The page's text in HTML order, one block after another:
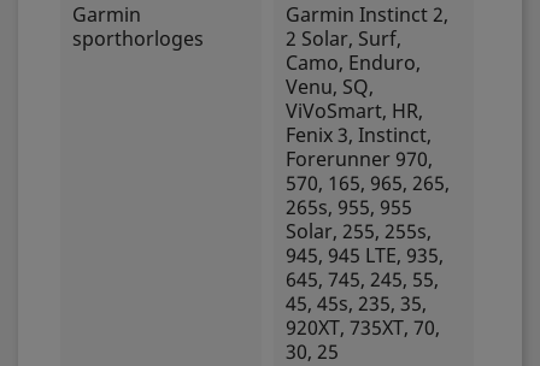
Garmin
sporthorloges
Garmin Instinct 2,
2 Solar, Surf,
Camo, Enduro,
Venu, SQ,
ViVoSmart, HR,
Fenix 3, Instinct,
Forerunner 970,
570, 165, 965, 265,
265s, 955, 955
Solar, 255, 255s,
945, 945 LTE, 935,
645, 745, 245, 55,
45, 45s, 235, 35,
920XT, 735XT, 70,
30, 25